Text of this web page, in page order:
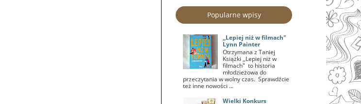
Popularne wpisy
,,Lepiej niż w filmach"
Lynn Painter
Otrzymana z Taniej
Książki ,,Lepiej niż w
filmach" to historia
młodzieżowa do
przeczytania w wolny czas. Sprawdźcie
też inne nowości ...
Wielki Konkurs